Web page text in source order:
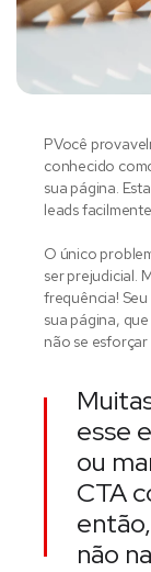
PVocê
conhecido
sua página.
leads facilmente.
O único
ser prejudicial.
frequência!
sua página,
não se
esse
ou
CTA
não